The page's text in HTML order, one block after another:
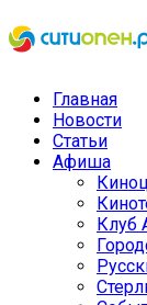
Главная
Новости
Статьи
Афиша
Клуб